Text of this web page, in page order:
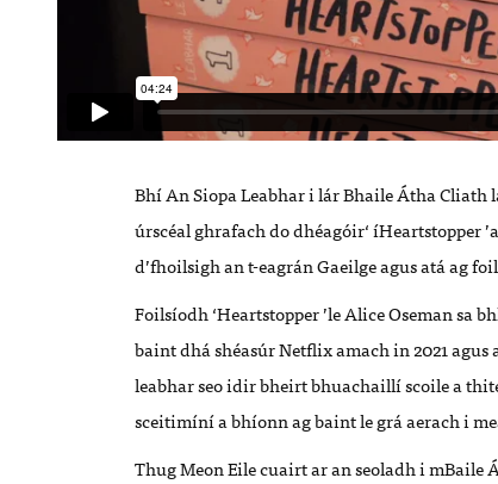
BhíAn Siopa Leabhar i lár Bhaile Átha Cliath l
úrscéalghrafachdo dhéagóir í ‘Heartstopper’
d’fhoilsigh an t-eagránGaeilgeagusatá ag
Foilsíodh‘Heartstopper’le Alice Oseman sa
baint dháshéasúrNetflixamachin 2021 agus
leabhar seo idir bheirt bhuachaillí scoile a
sceitimínía bhíonn ag baint le gráaerach i
Thug Meon Eile cuairt ar anseoladhi mBaile